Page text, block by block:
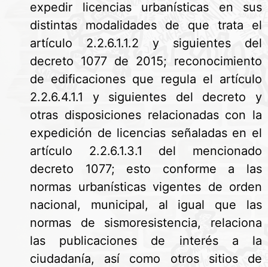
expedir licencias urbanísticas en sus
distintas modalidades de que trata el
artículo 2.2.6.1.1.2 y siguientes del
decreto 1077 de 2015; reconocimiento
de edificaciones que regula el artículo
2.2.6.4.1.1 y siguientes del decreto y
otras disposiciones relacionadas con la
expedición de licencias señaladas en el
artículo 2.2.6.1.3.1 del mencionado
decreto 1077; esto conforme a las
normas urbanísticas vigentes de orden
nacional, municipal, al igual que las
normas de sismoresistencia, relaciona
las publicaciones de interés a la
ciudadanía, así como otros sitios de